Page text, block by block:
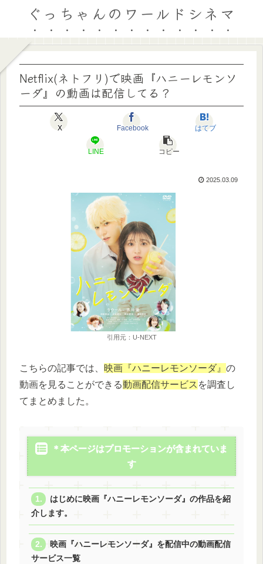
ぐっちゃんのワールドシネマ
Netflix(ネトフリ)で映画『ハニーレモンソ
ーダ』の動画は配信してる？
X Facebook はてブ
LINE コピー
2025.03.09
引用元：U-NEXT
こちらの記事では、 映画『ハニーレモンソーダ』 の
動画を見ることができる動画配信サービス を調査し
てまとめました。
＊本ページはプロモーションが含まれていま
す
はじめに映画『ハニーレモンソーダ』の作品を紹
介します。
映画『ハニーレモンソーダ』を配信中の動画配信
サービス一覧